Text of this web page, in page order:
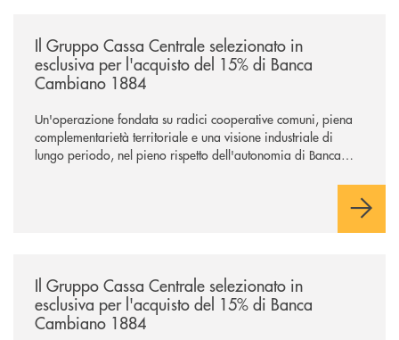
Il Gruppo Cassa Centrale selezionato in
esclusiva per l'acquisto del 15% di Banca
Cambiano 1884
Un'operazione fondata su radici cooperative comuni, piena
complementarietà territoriale e una visione industriale di
lungo periodo, nel pieno rispetto dell'autonomia di Banca
negoziazione esclusiva per la finalizzazione dell’operazione.
Il Gruppo Cassa Centrale selezionato in
esclusiva per l'acquisto del 15% di Banca
Cambiano 1884